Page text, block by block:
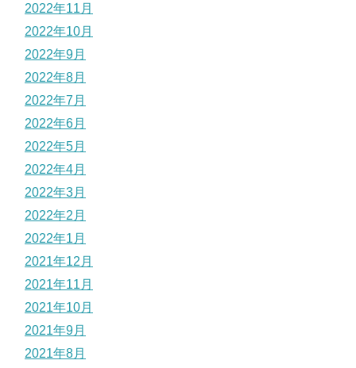
2022年11月
2022年10月
2022年9月
2022年8月
2022年7月
2022年6月
2022年5月
2022年4月
2022年3月
2022年2月
2022年1月
2021年12月
2021年11月
2021年10月
2021年9月
2021年8月